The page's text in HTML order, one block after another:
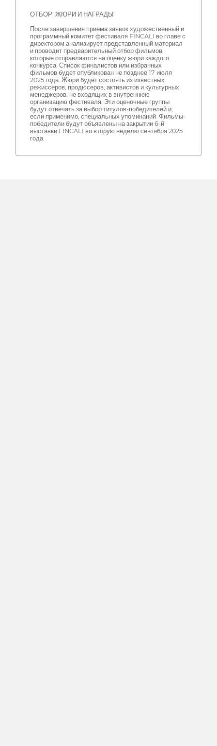
ОТБОР, ЖЮРИ И НАГРАДЫ
После завершения приема заявок художественный и
программный комитет фестиваля FINCALI во главе с
директором анализирует представленный материал
и проводит предварительный отбор фильмов,
которые отправляются на оценку жюри каждого
конкурса. Список финалистов или избранных
фильмов будет опубликован не позднее 17 июля
2025 года. Жюри будет состоять из известных
режиссеров, продюсеров, активистов и культурных
менеджеров, не входящих в внутреннюю
организацию фестиваля. Эти оценочные группы
будут отвечать за выбор титулов-победителей и,
если применимо, специальных упоминаний. Фильмы-
победители будут объявлены на закрытии 6-й
выставки FINCALI во вторую неделю сентября 2025
года.